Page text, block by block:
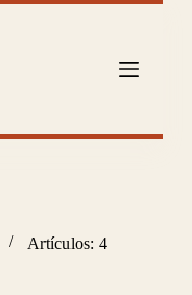
Artículos: 4